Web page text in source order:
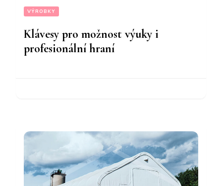
VÝROBKY
Klávesy pro možnost výuky i
profesionální hraní